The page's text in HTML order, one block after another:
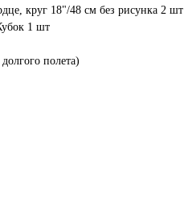
круг 18"/48 см без рисунка 2 шт
1 шт
полета)